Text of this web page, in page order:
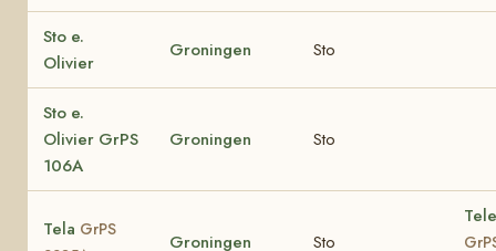
Sto e.
Olivier
Groningen Sto
Sto e.
Olivier GrPS
106A
Groningen Sto
Tela GrPS
Groningen Sto